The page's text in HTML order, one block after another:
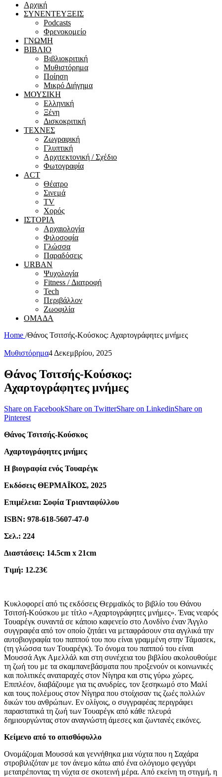
Αρχική
ΣΥΝΕΝΤΕΥΞΕΙΣ
Podcasts
Φρενοκομείο
ΓΝΩΜΗ
ΒΙΒΛΙΟ
Βιβλιοκριτική
Μυθιστόρημα
Ποίηση
Μικρό Διήγημα
ΜΟΥΣΙΚΗ
Ελληνική
Ξένη
Δισκοκριτική
ΤΕΧΝΕΣ
Ζωγραφική
Γλυπτική
Αρχιτεκτονική / Σχέδιο
Φωτογραφία
ACT
Θέατρο
Σινεμά
ΤV
Χορός
ΙΣΤΟΡΙΑ
Αρχαιολογία
Φιλοσοφία
Γλώσσα
Παραδόσεις
URBAN
Ψυχολογία
Fitness / Διατροφή
Tech
Περιβάλλον
Ζωοφιλία
ΟΜΑΔΑ
Home /Θάνος Τσιτσής-Κούσκος: Αχαρτογράφητες μνήμες
Μυθιστόρημα4 Δεκεμβρίου, 2025
Θάνος Τσιτσής-Κούσκος:
Αχαρτογράφητες μνήμες
Share on FacebookShare on TwitterShare on LinkedinShare on
Pinterest
Θάνος Τσιτσής-Κούσκος
Αχαρτογράφητες μνήμες
Η βιογραφία ενός Τουαρέγκ
Εκδόσεις ΘΕΡΜΑΪΚΟΣ, 2025
Επιμέλεια: Σοφία Τριανταφύλλου
ISBN: 978-618-5607-47-0
Σελ.: 224
Διαστάσεις: 14.5cm x 21cm
Τιμή: 12.23€
Κυκλοφορεί από τις εκδόσεις Θερμαϊκός το βιβλίο του Θάνου
Τσιτσή-Κούσκου με τίτλο «Αχαρτογράφητες μνήμες». Ένας νεαρός
Τουαρέγκ συναντά σε κάποιο καφενείο στο Λονδίνο έναν Άγγλο
συγγραφέα από τον οποίο ζητάει να μεταφράσουν στα αγγλικά την
αυτοβιογραφία του παππού του που είναι γραμμένη στην Τάμασεκ,
(τη γλώσσα των Τουαρέγκ). Το όνομα του παππού του είναι
Μουσσά Αγκ Αμελλάλ και στη συνέχεια του βιβλίου ακολουθούμε
τη ζωή του με τα σκαμπανεβάσματα που προξενούν οι κοινωνικές
και πολιτικές αναταραχές στον Νίγηρα και στις γύρω χώρες.
Επιπλέον, διαβάζουμε για τις ανυδρίες, τον ξεσηκωμό στο Μαλί
και τους πολέμους στον Νίγηρα που στοίχισαν τις ζωές πολλών
δικών του ανθρώπων. Εν ολίγοις, ο συγγραφέας περιγράφει
παραστατικά τη ζωή των Τουαρέγκ από κάθε πλευρά
δημιουργώντας στον αναγνώστη άμεσες και ζωντανές εικόνες.
Κείμενο από το οπισθόφυλλο
Ονομάζομαι Μουσσά και γεννήθηκα μια νύχτα που η Σαχάρα
στροβιλιζόταν με τον άνεμο κάτω από ένα ολόγιομο φεγγάρι
μετατρέποντας τη νύχτα σε σκοτεινή μέρα. Από εκείνη τη στιγμή, η